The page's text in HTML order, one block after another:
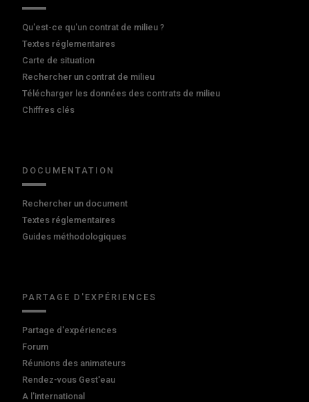
Qu'est-ce qu'un contrat de milieu ?
Textes réglementaires
Carte de situation
Rechercher un contrat de milieu
Télécharger les données des contrats de milieu
Chiffres clés
DOCUMENTATION
Rechercher un document
Textes réglementaires
Guides méthodologiques
PARTAGE D'EXPÉRIENCES
Partage d'expériences
Forum
Réunions des animateurs
Rendez-vous Gest'eau
A l'international